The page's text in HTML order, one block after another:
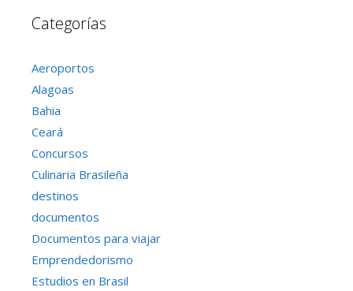
Categorías
Aeroportos
Alagoas
Bahia
Ceará
Concursos
Culinaria Brasileña
destinos
documentos
Documentos para viajar
Emprendedorismo
Estudios en Brasil